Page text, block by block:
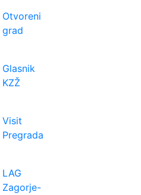
Otvoreni
grad
Glasnik
KZŽ
Visit
Pregrada
LAG
Zagorje-